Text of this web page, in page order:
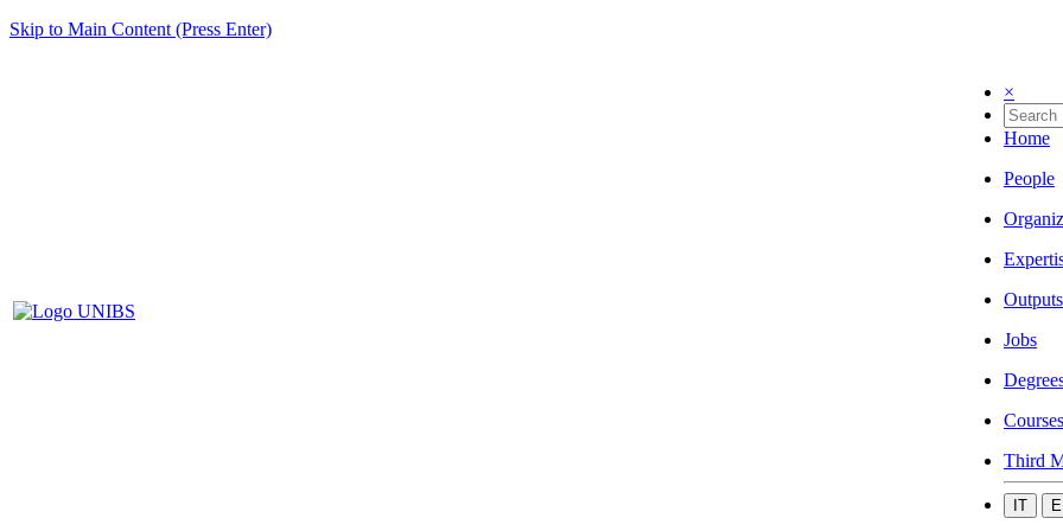
Skip to Main Content (Press Enter)
×
Home
People
Outputs
Jobs
Courses
Third
IT